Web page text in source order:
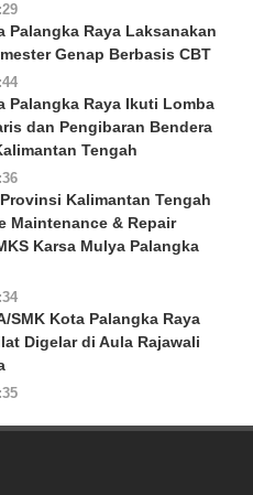
Palangka Raya Laksanakan
Genap Berbasis CBT
Palangka Raya Ikuti Lomba
dan Pengibaran Bendera
Tengah
Kalimantan Tengah
Maintenance & Repair
Karsa Mulya Palangka
SMK Kota Palangka Raya
Digelar di Aula Rajawali